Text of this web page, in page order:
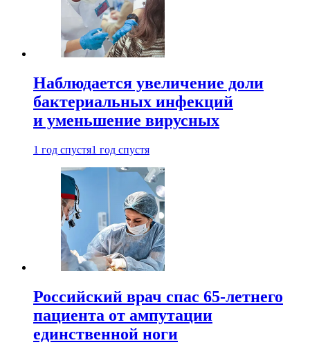
Наблюдается увеличение доли
бактериальных инфекций
и уменьшение вирусных
1 год спустя1 год спустя
Российский врач спас 65-летнего
пациента от ампутации
единственной ноги